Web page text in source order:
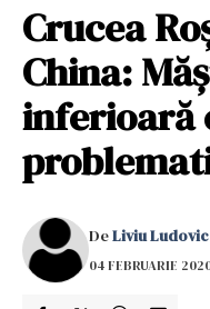
Crucea
China:
inferioară
DeLiviu Ludovic
04 FEBRUARIE